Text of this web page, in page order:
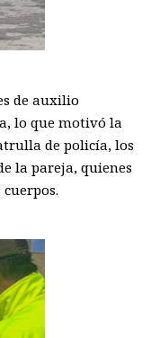
de auxilio
lo que motivó la
de policía, los
la pareja, quienes